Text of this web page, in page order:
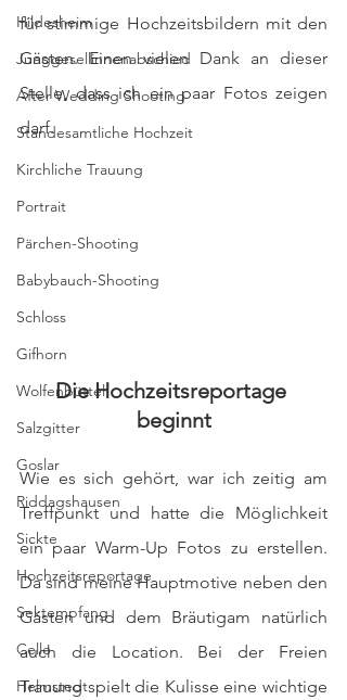
Hildesheim
Junggesellinnenabschied
After Wedding Shooting
Standesamtliche Hochzeit
Kirchliche Trauung
Portrait
Pärchen-Shooting
Babybauch-Shooting
Schloss
Gifhorn
Wolfenbüttel
Salzgitter
Goslar
Riddagshausen
Sickte
Hochzeitsreportage
Sektempfang
Celle
Helmstedt
für stimmige Hochzeitsbildern mit den
Gästen. Einen vielen Dank an dieser
Stelle, dass ich ein paar Fotos zeigen
darf.
Die Hochzeitsreportage
beginnt
Wie es sich gehört, war ich zeitig am
Treffpunkt und hatte die Möglichkeit
ein paar Warm-Up Fotos zu erstellen.
Da sind meine Hauptmotive neben den
Gästen und dem Bräutigam natürlich
auch die Location. Bei der Freien
Trauung spielt die Kulisse eine wichtige